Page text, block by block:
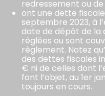
redressement ou
ont une dette
septembre 2023, à
date de dépôt de la
réglées ou sont
règlement. Notez
des dettes fiscales
€ ni de celles dont
font l’objet, au 1er
toujours en cours.